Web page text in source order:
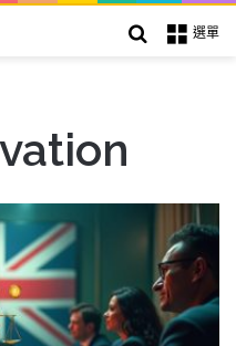
選單
搜索